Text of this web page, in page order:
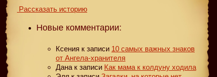
Рассказать историю
Новые комментарии:
Ксения к записи 10 самых важных знаков
от Ангела-хранителя
Дана к записи Как мама к колдуну ходила